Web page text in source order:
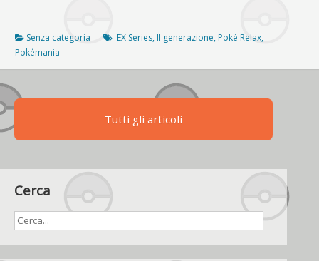
Senza categoria EX Series, II generazione, Poké Relax,
Pokémania
Tutti gli articoli
Cerca